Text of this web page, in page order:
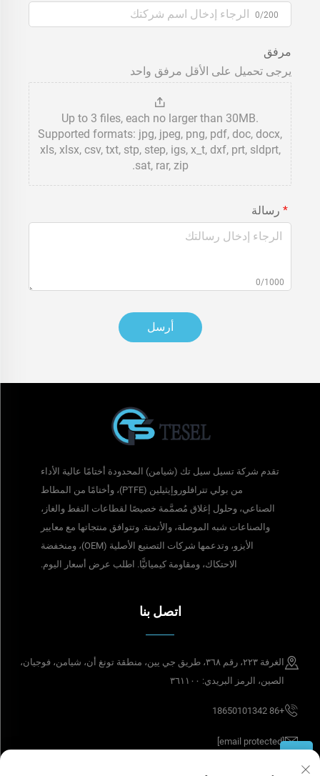
0/200
مرفق
يرجى تحميل على الأقل مرفق واحد
Up to 3 files, each no larger than 30MB.
Supported formats: jpg, jpeg, png, pdf, doc, docx,
xls, xlsx, csv, txt, stp, step, igs, x_t, dxf, prt, sldprt,
sat, rar, zip.
رسالة
0/1000
أرسل
تقدم شركة تسيل سيل تك (شيامن) المحدودة أختامًا عالية الأداء
من بولي تترافلوروإيثيلين (PTFE)، وأختامًا من المطاط
الصناعي، وحلول إغلاق مُصمَّمة خصيصًا لقطاعات النفط والغاز،
والصناعات شبه الموصلة، والأتمتة. وتتوافق منتجاتها مع معايير
الأيزو، وتدعمها شركات التصنيع الأصلية (OEM)، ومنخفضة
الاحتكاك، ومقاومة كيميائيًّا. اطلب عرض أسعار اليوم.
اتصل بنا
الغرفة ٢٢٣، رقم ٣٦٨، طريق جي يين، منطقة تونغ أن، شيامن، فوجيان،
الصين، الرمز البريدي: ٣٦١١٠٠
+86 18650101342
[email protected]